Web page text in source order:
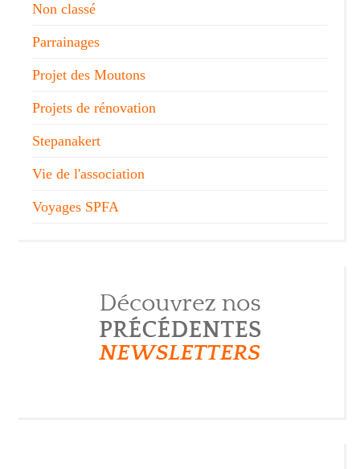
Non classé
Parrainages
Projet des Moutons
Projets de rénovation
Stepanakert
Vie de l'association
Voyages SPFA